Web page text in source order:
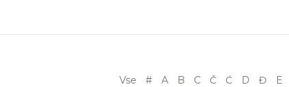
Vse # A B C Č Ć D Đ E